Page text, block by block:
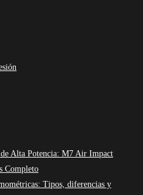
Alta Potencia: M7 Air Impact
Completo
Tipos, diferencias y